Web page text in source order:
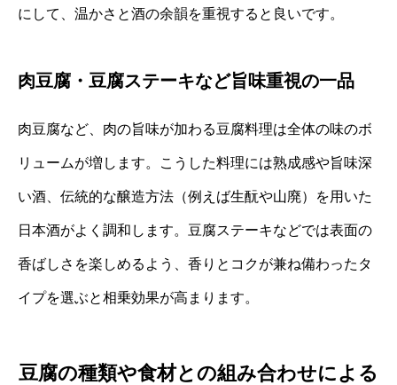
にして、温かさと酒の余韻を重視すると良いです。
肉豆腐・豆腐ステーキなど旨味重視の一品
肉豆腐など、肉の旨味が加わる豆腐料理は全体の味のボ
リュームが増します。こうした料理には熟成感や旨味深
い酒、伝統的な醸造方法（例えば生酛や山廃）を用いた
日本酒がよく調和します。豆腐ステーキなどでは表面の
香ばしさを楽しめるよう、香りとコクが兼ね備わったタ
イプを選ぶと相乗効果が高まります。
豆腐の種類や食材との組み合わせによる